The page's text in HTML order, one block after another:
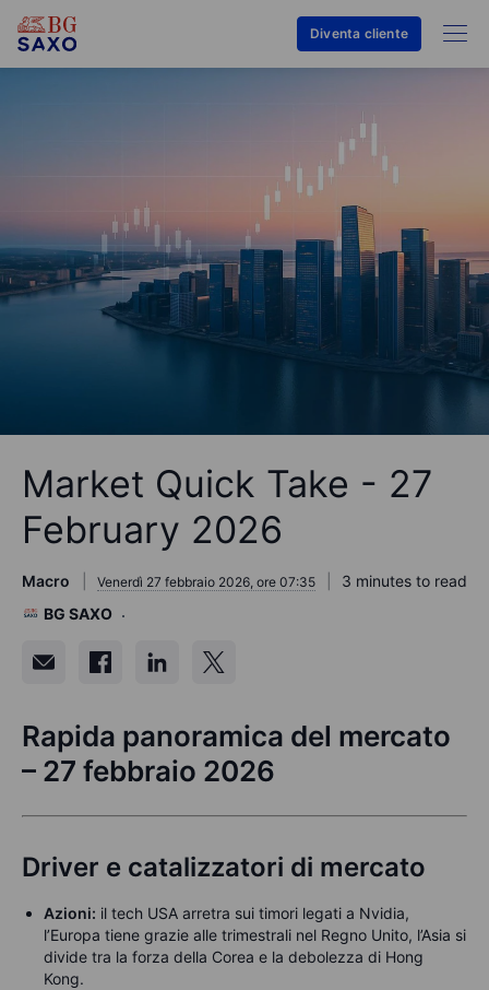
Diventa cliente
Market Quick Take - 27
February 2026
Macro Venerdì 27 febbraio 2026, ore 07:35
3 minutes to read
BG SAXO
Rapida panoramica del mercato
– 27 febbraio 2026
Driver e catalizzatori di mercato
Azioni: il tech USA arretra sui timori legati a Nvidia,
l’Europa tiene grazie alle trimestrali nel Regno Unito, l’Asia si
divide tra la forza della Corea e la debolezza di Hong
Kong.